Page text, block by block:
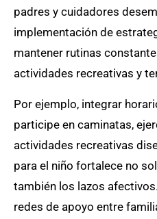
padres y cuidadores
implementación de
mantener rutinas
actividades recreativas y
Por ejemplo, integrar
participe en caminatas,
actividades recreativas
para el niño fortalece no
también los lazos
redes de apoyo entre